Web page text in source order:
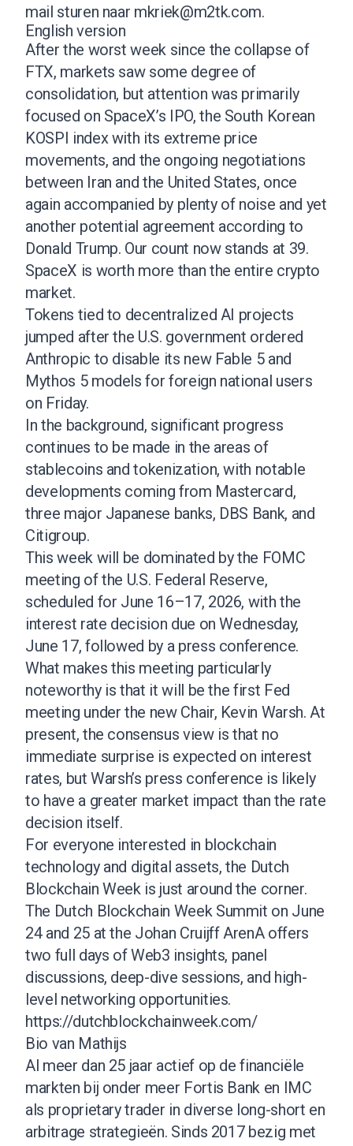
mail sturen naar mkriek@m2tk.com.
English version
After the worst week since the collapse of
FTX, markets saw some degree of
consolidation, but attention was primarily
focused on SpaceX’s IPO, the South Korean
KOSPI index with its extreme price
movements, and the ongoing negotiations
between Iran and the United States, once
again accompanied by plenty of noise and yet
another potential agreement according to
Donald Trump. Our count now stands at 39.
SpaceX is worth more than the entire crypto
market.
Tokens tied to decentralized AI projects
jumped after the U.S. government ordered
Anthropic to disable its new Fable 5 and
Mythos 5 models for foreign national users
on Friday.
In the background, significant progress
continues to be made in the areas of
stablecoins and tokenization, with notable
developments coming from Mastercard,
three major Japanese banks, DBS Bank, and
Citigroup.
This week will be dominated by the FOMC
meeting of the U.S. Federal Reserve,
scheduled for June 16–17, 2026, with the
interest rate decision due on Wednesday,
June 17, followed by a press conference.
What makes this meeting particularly
noteworthy is that it will be the first Fed
meeting under the new Chair, Kevin Warsh. At
present, the consensus view is that no
immediate surprise is expected on interest
rates, but Warsh’s press conference is likely
to have a greater market impact than the rate
decision itself.
For everyone interested in blockchain
technology and digital assets, the Dutch
Blockchain Week is just around the corner.
The Dutch Blockchain Week Summit on June
24 and 25 at the Johan Cruijff ArenA offers
two full days of Web3 insights, panel
discussions, deep-dive sessions, and high-
level networking opportunities.
https://dutchblockchainweek.com/
Bio van Mathijs
Al meer dan 25 jaar actief op de financiële
markten bij onder meer Fortis Bank en IMC
als proprietary trader in diverse long-short en
arbitrage strategieën. Sinds 2017 bezig met